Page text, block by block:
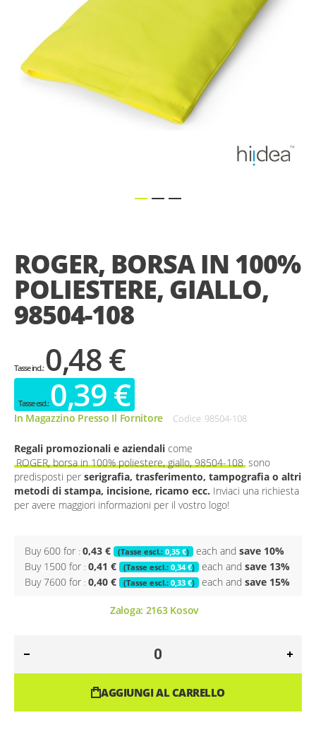
beginning
of
the
images
gallery
ROGER, BORSA IN 100%
POLIESTERE, GIALLO,
98504-108
0,48 €
0,39 €
In Magazzino Presso Il Fornitore Codice 98504-108
Regali promozionali e aziendali come
ROGER, borsa in 100% poliestere, giallo, 98504-108 sono
predisposti per serigrafia, trasferimento, tampografia o altri
metodi di stampa, incisione, ricamo ecc. Inviaci una richiesta
per avere maggiori informazioni per il vostro logo!
Buy 600 for 0,43 € 0,35 € each and save 10%
Buy 1500 for 0,41 € 0,34 € each and save 13%
Buy 7600 for 0,40 € 0,33 € each and save 15%
Zaloga: 2163Kosov
AGGIUNGI AL CARRELLO